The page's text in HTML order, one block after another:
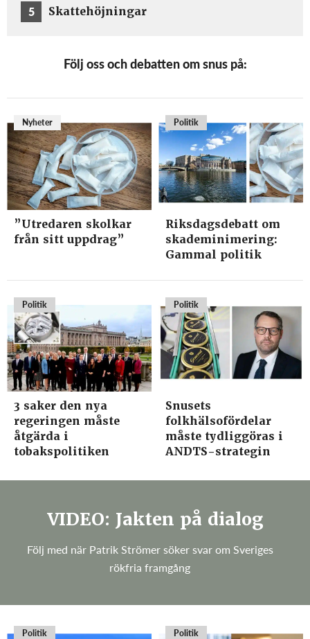
5 Skattehöjningar
Följ oss och debatten om snus på:
Nyheter
”Utredaren skolkar
från sitt uppdrag”
Politik
Riksdagsdebatt om
skademinimering:
Gammal politik
Politik
3 saker den nya
regeringen måste
åtgärda i
tobakspolitiken
Politik
Snusets
folkhälsofördelar
måste tydliggöras i
ANDTS-strategin
VIDEO: Jakten på dialog
Följ med när Patrik Strömer söker svar om Sveriges
rökfria framgång
Politik Politik